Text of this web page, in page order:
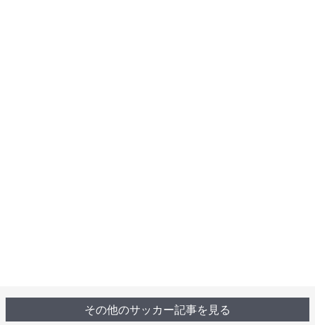
その他のサッカー記事を見る